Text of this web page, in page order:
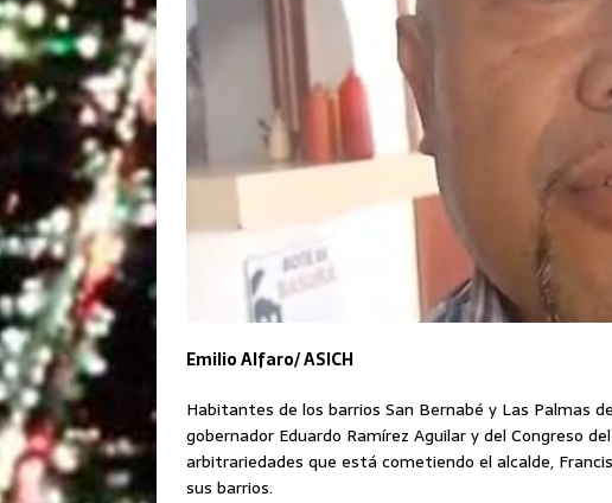
Emilio Alfaro/ ASICH
Habitantes de los barrios San Bernabé y Las Palmas
gobernador Eduardo Ramírez Aguilar y del Congreso
arbitrariedades que está cometiendo el alcalde,
sus barrios.